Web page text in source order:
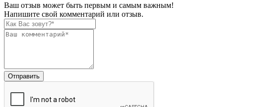
Ваш отзыв может быть первым и самым важным!
Напишите свой комментарий или отзыв.